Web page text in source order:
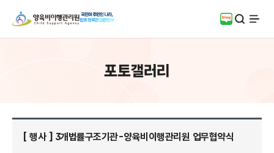
블로그검색
전체
포토갤러리
[ 행사 ] 3개법률구조기관-양육비이행관리원 업무협약식